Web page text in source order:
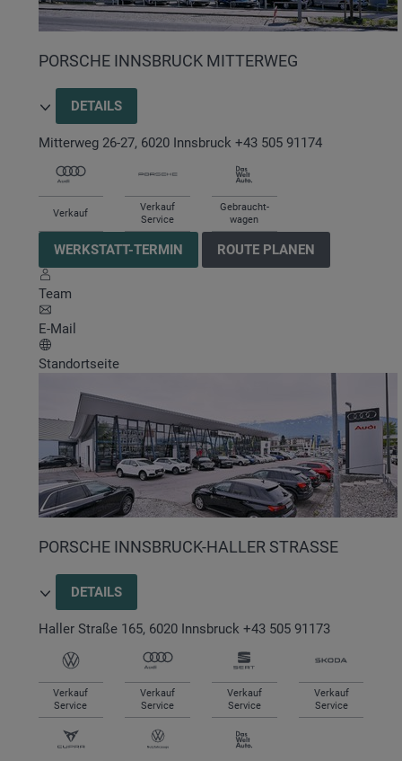
PORSCHE INNSBRUCK MITTERWEG
DETAILS
Mitterweg 26-27, 6020 Innsbruck +43 505 91174
Verkauf
Verkauf
Service
Gebraucht-
wagen
WERKSTATT-TERMIN ROUTE PLANEN
Team
E-Mail
Standortseite
PORSCHE INNSBRUCK-HALLER STRASSE
DETAILS
Haller Straße 165, 6020 Innsbruck +43 505 91173
Verkauf
Service
Verkauf
Service
Verkauf
Service
Verkauf
Service